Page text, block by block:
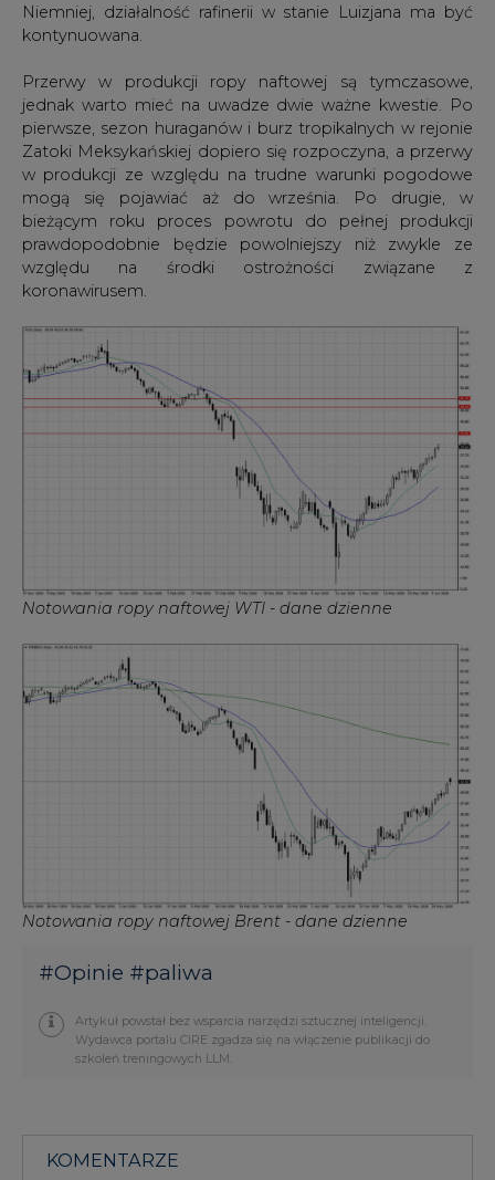
Niemniej, działalność rafinerii w stanie Luizjana ma być
kontynuowana.
Przerwy w produkcji ropy naftowej są tymczasowe,
jednak warto mieć na uwadze dwie ważne kwestie. Po
pierwsze, sezon huraganów i burz tropikalnych w rejonie
Zatoki Meksykańskiej dopiero się rozpoczyna, a przerwy
w produkcji ze względu na trudne warunki pogodowe
mogą się pojawiać aż do września. Po drugie, w
bieżącym roku proces powrotu do pełnej produkcji
prawdopodobnie będzie powolniejszy niż zwykle ze
względu na środki ostrożności związane z
koronawirusem.
Notowania ropy naftowej WTI - dane dzienne
Notowania ropy naftowej Brent - dane dzienne
#Opinie #paliwa
Artykuł powstał bez wsparcia narzędzi sztucznej inteligencji.
Wydawca portalu CIRE zgadza się na włączenie publikacji do
szkoleń treningowych LLM.
KOMENTARZE